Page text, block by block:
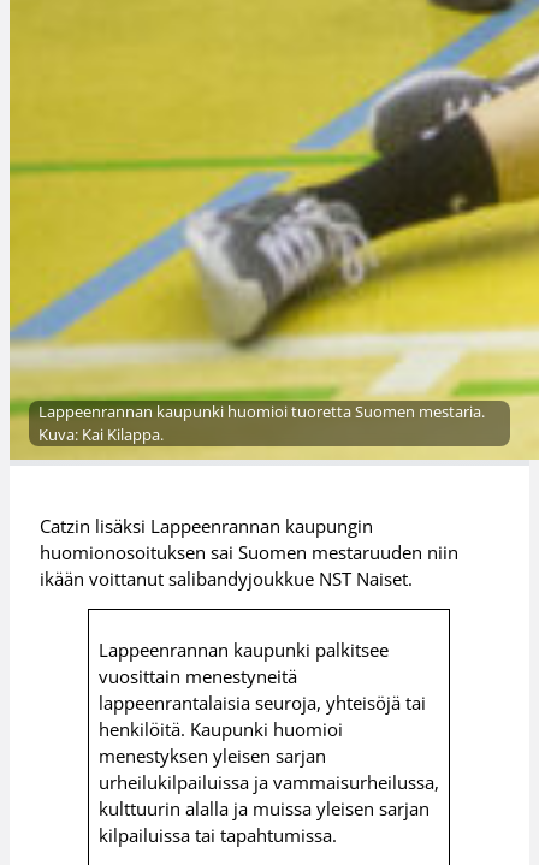
Lappeenrannan kaupunki huomioi tuoretta Suomen mestaria.
Kuva: Kai Kilappa.
Catzin lisäksi Lappeenrannan kaupungin
huomionosoituksen sai Suomen mestaruuden niin
ikään voittanut salibandyjoukkue NST Naiset.
Lappeenrannan kaupunki palkitsee
vuosittain menestyneitä
lappeenrantalaisia seuroja, yhteisöjä tai
henkilöitä. Kaupunki huomioi
menestyksen yleisen sarjan
urheilukilpailuissa ja vammaisurheilussa,
kulttuurin alalla ja muissa yleisen sarjan
kilpailuissa tai tapahtumissa.